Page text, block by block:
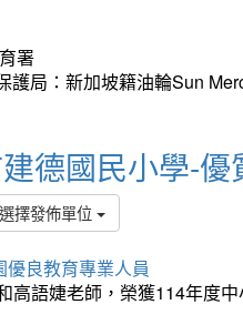
署
護局：新加坡籍油輪Sun
德國民小學-優
擇發佈單位
良教育專業人員
高語婕老師，榮獲114年度